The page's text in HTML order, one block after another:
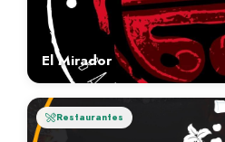
El Mirador
Restaurantes